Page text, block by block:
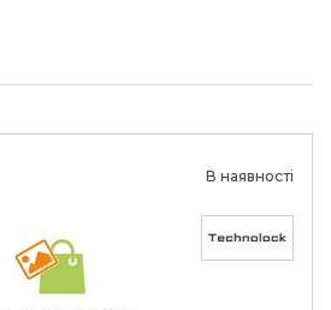
В наявності